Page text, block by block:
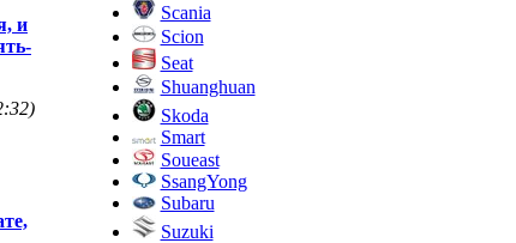
и
Scania
Scion
Seat
Shuanghuan
Skoda
Smart
Soueast
SsangYong
Subaru
Suzuki